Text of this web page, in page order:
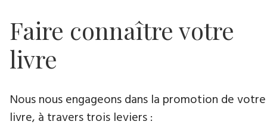
Faire connaître votre
livre
Nous nous engageons dans la promotion de votre
livre​, à travers trois leviers :